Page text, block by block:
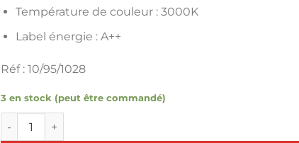
Température de couleur : 3000K
Label énergie : A++
Réf : 10/95/1028
3 en stock (peut être commandé)
quantité de Ampoule à baïonnette LED B15/220V